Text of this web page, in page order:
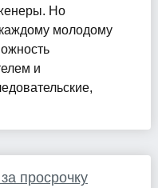
Но
молодому
и
просрочку